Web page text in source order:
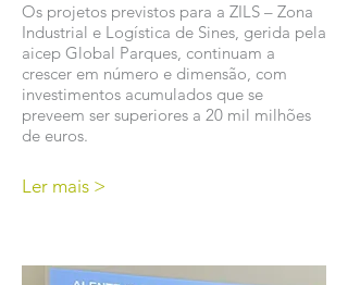
Os projetos previstos para a ZILS – Zona
Industrial e Logística de Sines, gerida pela
aicep Global Parques, continuam a
crescer em número e dimensão, com
investimentos acumulados que se
preveem ser superiores a 20 mil milhões
de euros.
Ler mais >